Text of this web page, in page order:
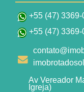
+55 (47)
+55 (47)
Av Vereador
Igreja)